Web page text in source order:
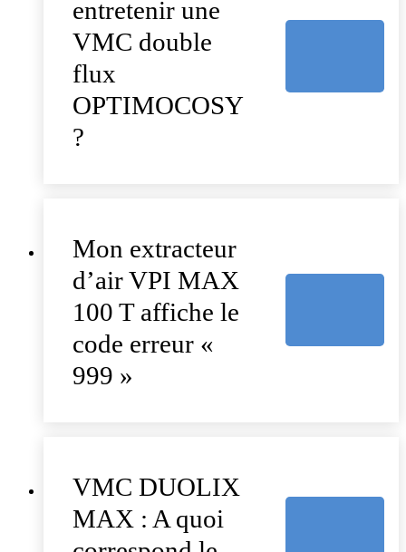
entretenir une
VMC double
flux
OPTIMOCOSY
?
Mon extracteur
d’air VPI MAX
100 T affiche le
code erreur «
999 »
VMC DUOLIX
MAX : A quoi